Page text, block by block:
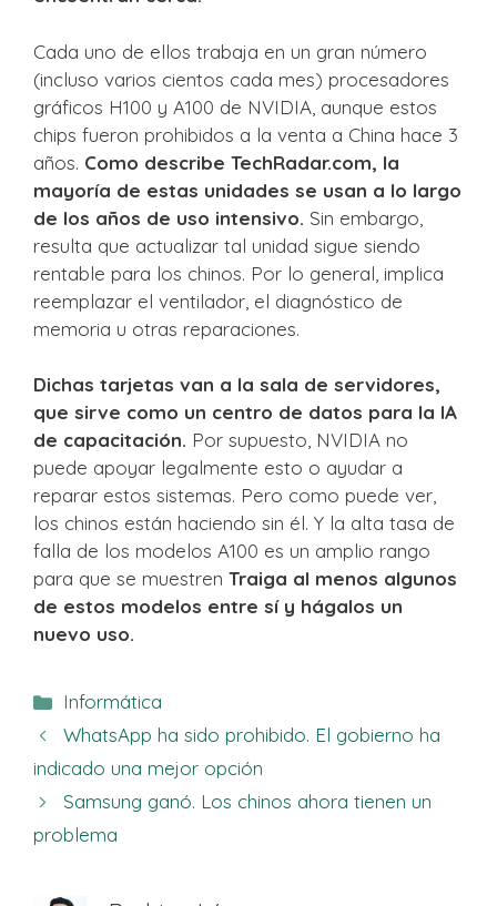
Cada uno de ellos trabaja en un gran número
(incluso varios cientos cada mes) procesadores
gráficos H100 y A100 de NVIDIA, aunque estos
chips fueron prohibidos a la venta a China hace 3
años. Como describe TechRadar.com, la
mayoría de estas unidades se usan a lo largo
de los años de uso intensivo. Sin embargo,
resulta que actualizar tal unidad sigue siendo
rentable para los chinos. Por lo general, implica
reemplazar el ventilador, el diagnóstico de
memoria u otras reparaciones.
Dichas tarjetas van a la sala de servidores,
que sirve como un centro de datos para la IA
de capacitación. Por supuesto, NVIDIA no
puede apoyar legalmente esto o ayudar a
reparar estos sistemas. Pero como puede ver,
los chinos están haciendo sin él. Y la alta tasa de
falla de los modelos A100 es un amplio rango
para que se muestren Traiga al menos algunos
de estos modelos entre sí y hágalos un
nuevo uso.
Categorías
Informática
WhatsApp ha sido prohibido. El gobierno ha
indicado una mejor opción
Samsung ganó. Los chinos ahora tienen un
problema